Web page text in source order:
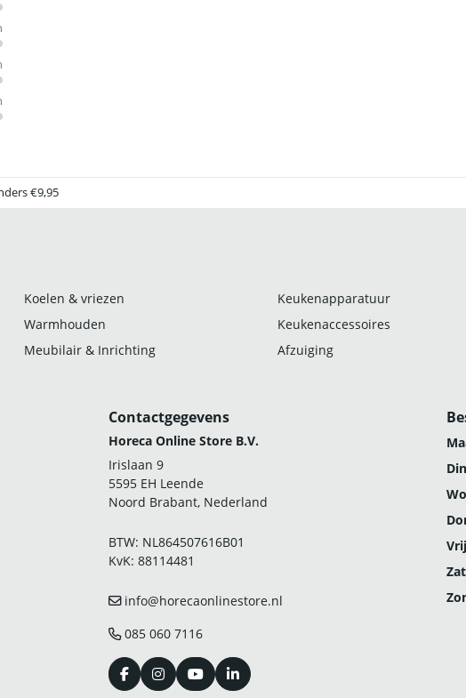
€9,95
Koelen & vriezen Keukenapparatuur
Warmhouden Keukenaccessoires
Meubilair & Inrichting Afzuiging
Contactgegevens
Horeca Online Store B.V.
Irislaan 9
5595 EH Leende
Noord Brabant, Nederland
BTW: NL864507616B01
KvK: 88114481
info@horecaonlinestore.nl
085 060 7116